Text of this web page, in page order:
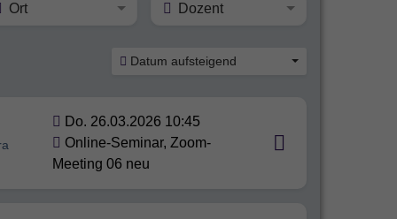
Ort Dozent
Datum aufsteigend
Do. 26.03.2026 10:45
Online-Seminar, Zoom-
Meeting 06 neu